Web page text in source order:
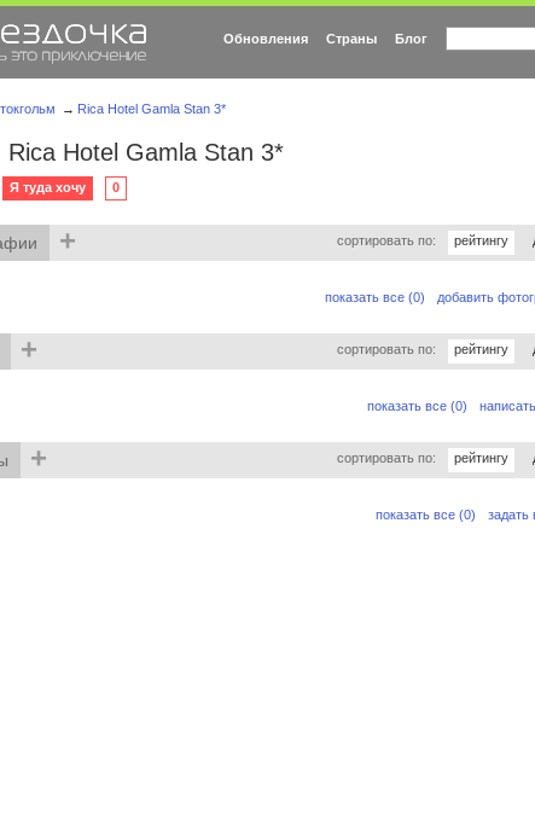
Обновления Страны Блог
→ Rica Hotel Gamla Stan 3*
Rica Hotel Gamla Stan 3*
Я туда хочу 0
+ сортировать по: рейтингу
добавить
показать все (0)
+ сортировать по: рейтингу
показать все (0)
+ сортировать по: рейтингу
задать
показать все (0)